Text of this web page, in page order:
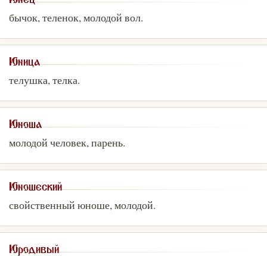
бычок, теленок, молодой вол.
Юница
телушка, телка.
Юноша
молодой человек, парень.
Юношеский
свойственный юноше, молодой.
Юродивый